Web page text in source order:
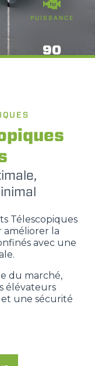
PUISSANCE
90
Télescopiques
améliorer la
avec une
du marché,
élévateurs
une sécurité